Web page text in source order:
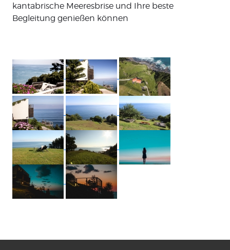
kantabrische Meeresbrise und Ihre beste
Begleitung genießen können